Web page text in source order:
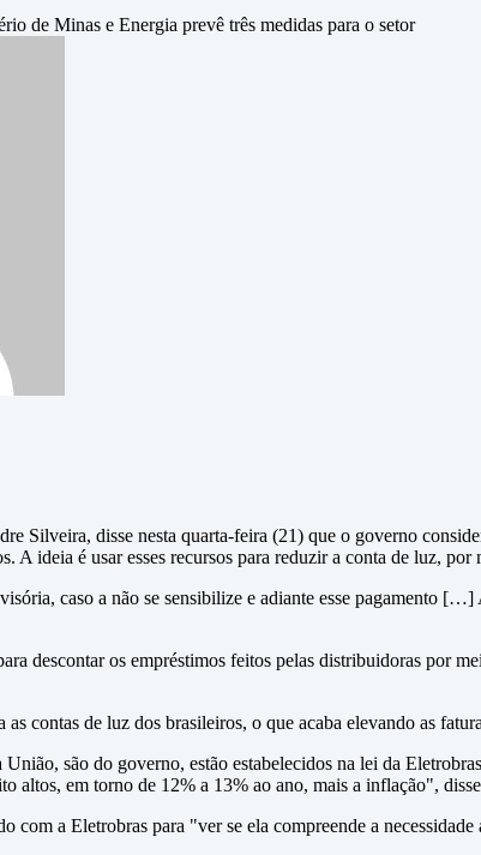
de Minas e Energia prevê três medidas para o setor
Silveira, disse nesta quarta-feira (21) que o governo
A ideia é usar esses recursos para reduzir a conta de luz,
caso a não se sensibilize e adiante esse pagamento
descontar os empréstimos feitos pelas distribuidoras por
as contas de luz dos brasileiros, o que acaba elevando as
são do governo, estão estabelecidos na lei da
altos, em torno de 12% a 13% ao ano, mais a inflação",
com a Eletrobras para "ver se ela compreende a